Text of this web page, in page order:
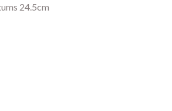
24.5cm